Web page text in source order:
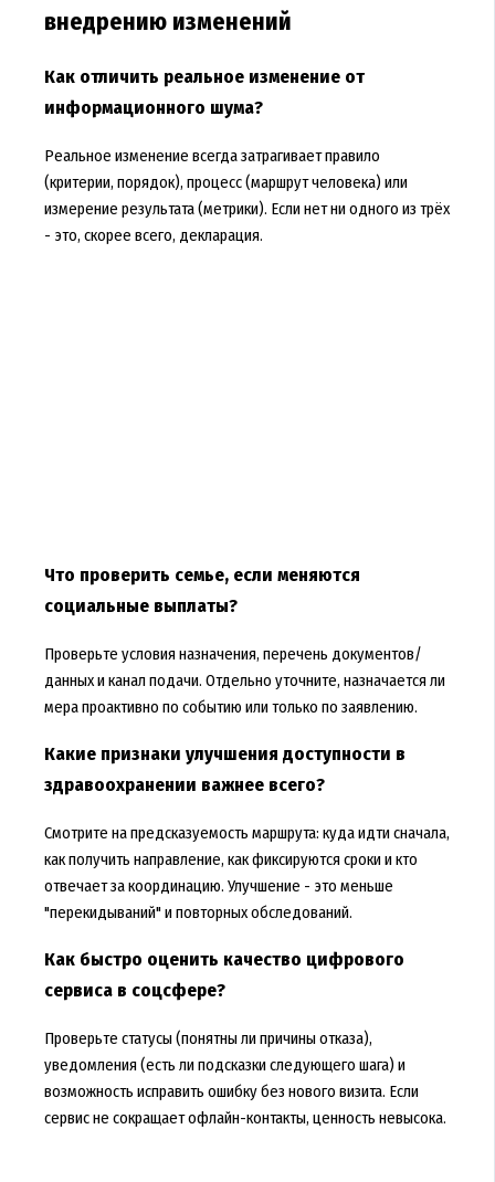
внедрению изменений
Как отличить реальное изменение от
информационного шума?
Реальное изменение всегда затрагивает правило
(критерии, порядок), процесс (маршрут человека) или
измерение результата (метрики). Если нет ни одного из трёх
- это, скорее всего, декларация.
Что проверить семье, если меняются
социальные выплаты?
Проверьте условия назначения, перечень документов/
данных и канал подачи. Отдельно уточните, назначается ли
мера проактивно по событию или только по заявлению.
Какие признаки улучшения доступности в
здравоохранении важнее всего?
Смотрите на предсказуемость маршрута: куда идти сначала,
как получить направление, как фиксируются сроки и кто
отвечает за координацию. Улучшение - это меньше
"перекидываний" и повторных обследований.
Как быстро оценить качество цифрового
сервиса в соцсфере?
Проверьте статусы (понятны ли причины отказа),
уведомления (есть ли подсказки следующего шага) и
возможность исправить ошибку без нового визита. Если
сервис не сокращает офлайн-контакты, ценность невысока.